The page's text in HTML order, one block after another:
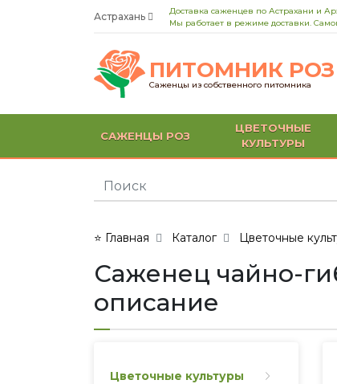
Астрахань
Доставка саженцев по Астрахани и
Мы работает в режиме доставки.
ПИТОМНИК РОЗ
Саженцы из собственного питомника
САЖЕНЦЫ РОЗ
ЦВЕТОЧНЫЕ
КУЛЬТУРЫ
⭐ Главная Каталог Цветочные
Саженец чайно-
описание
Цветочные культуры